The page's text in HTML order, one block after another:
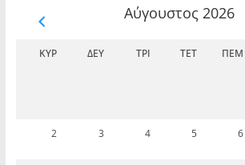
Αύγουστος 2026
ΚΥΡ ΔΕΥ ΤΡΊ ΤΕΤ ΠΈΜ
2 3 4 5 6